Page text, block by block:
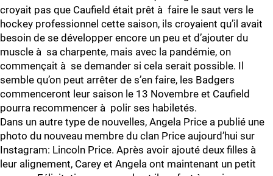
croyait pas que Caufield était prêt à faire le saut vers le
hockey professionnel cette saison, ils croyaient qu’il avait
besoin de se développer encore un peu et d’ajouter du
muscle à sa charpente, mais avec la pandémie, on
commençait à se demander si cela serait possible. Il
semble qu’on peut arrêter de s’en faire, les Badgers
commenceront leur saison le 13 Novembre et Caufield
pourra recommencer à polir ses habiletés.
Dans un autre type de nouvelles, Angela Price a publié une
photo du nouveau membre du clan Price aujourd’hui sur
Instagram: Lincoln Price. Après avoir ajouté deux filles à
leur alignement, Carey et Angela ont maintenant un petit